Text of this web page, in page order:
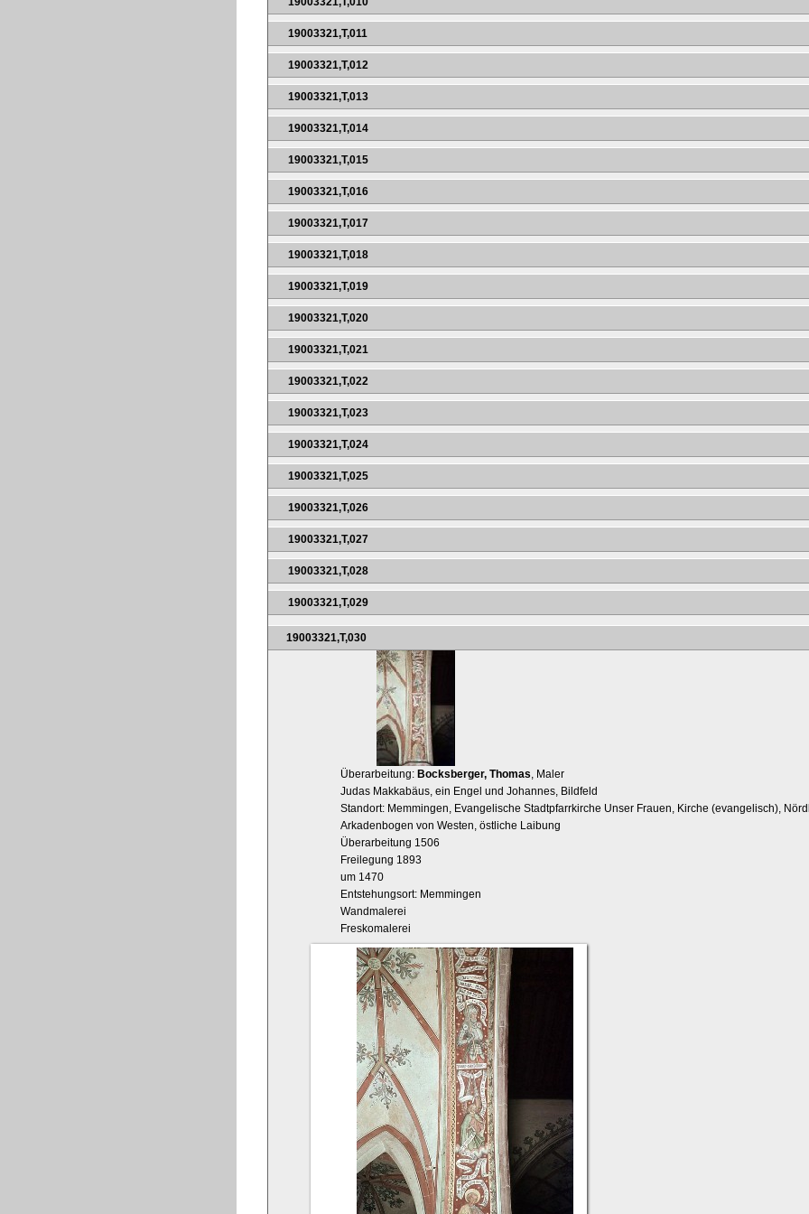
19003321,T,011
19003321,T,012
19003321,T,013
19003321,T,014
19003321,T,015
19003321,T,016
19003321,T,017
19003321,T,018
19003321,T,019
19003321,T,020
19003321,T,021
19003321,T,022
19003321,T,023
19003321,T,024
19003321,T,025
19003321,T,026
19003321,T,027
19003321,T,028
19003321,T,029
19003321,T,030
Überarbeitung: Bocksberger, Thomas, Maler
Judas Makkabäus, ein Engel und Johannes, Bildfeld
Standort: Memmingen, Evangelische Stadtpfarrkirche Unser Frauen, Kirche (evangelisch),
Arkadenbogen von Westen, östliche Laibung
Überarbeitung 1506
Freilegung 1893
um 1470
Entstehungsort: Memmingen
Wandmalerei
Freskomalerei